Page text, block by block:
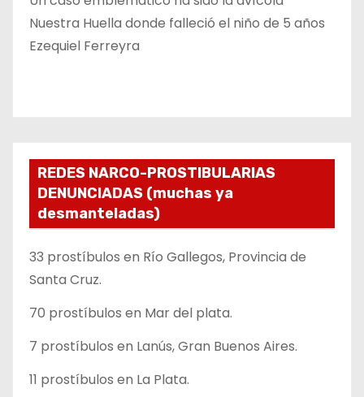
Nuestra Huella donde falleció el niño de 5 años
Ezequiel Ferreyra
REDES NARCO-PROSTIBULARIAS
DENUNCIADAS (muchas ya
desmanteladas)
33 prostíbulos en Río Gallegos, Provincia de
Santa Cruz.
70 prostíbulos en Mar del plata.
7 prostíbulos en Lanús, Gran Buenos Aires.
11 prostíbulos en La Plata.